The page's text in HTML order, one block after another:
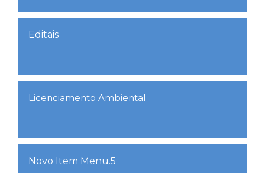
Editais
Licenciamento Ambiental
Novo Item Menu.5